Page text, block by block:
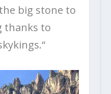
big stone to
thanks to
.“